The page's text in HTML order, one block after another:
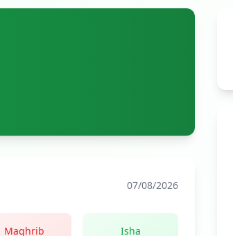
07/08/2026
Maghrib Isha